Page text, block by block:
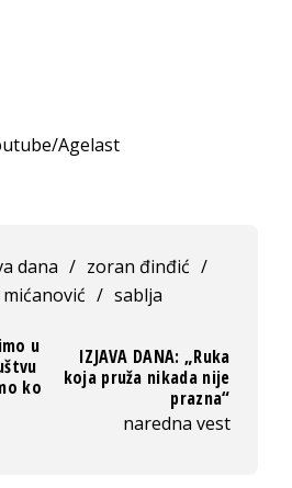
Agelast
dana / zoran đinđić /
/ sablja
u
ko
IZJAVA DANA: „Ruka
koja pruža nikada nije
prazna“
naredna vest